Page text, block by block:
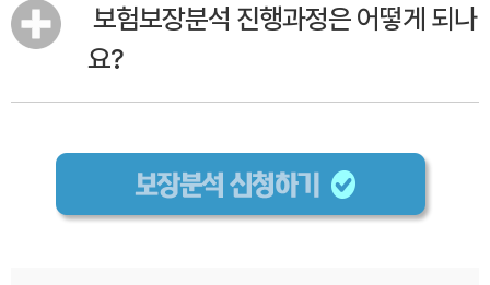
보험보장분석 진행과정은 어떻게 되나
요?